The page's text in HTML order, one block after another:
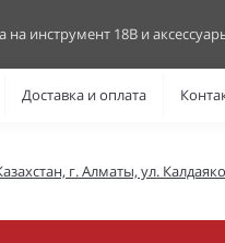
инструмент 18В и
Доставка и оплата
г. Алматы, ул.